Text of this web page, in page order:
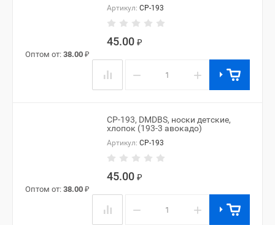
Артикул: CP-193
45.00 ₽
Оптом от: 38.00 ₽
− +
CP-193, DMDBS, носки детские,
хлопок (193-3 авокадо)
Артикул: CP-193
45.00 ₽
Оптом от: 38.00 ₽
− +